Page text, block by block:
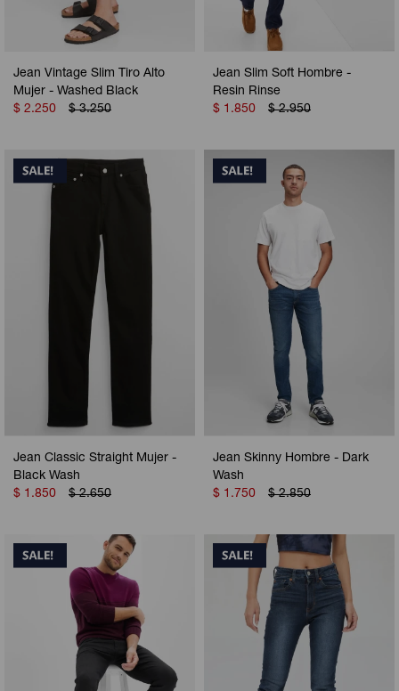
Jean Vintage Slim Tiro Alto
Mujer - Washed Black
$ 2.250 $ 3.250
Jean Slim Soft Hombre -
Resin Rinse
$ 1.850 $ 2.950
Jean Classic Straight Mujer -
Black Wash
$ 1.850 $ 2.650
Jean Skinny Hombre - Dark
Wash
$ 1.750 $ 2.850